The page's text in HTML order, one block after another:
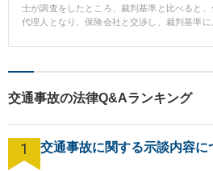
士が調査をしたところ、裁判基準と比べると
代理人となり、保険会社と交渉し、裁判基準
交通事故の法律Q&Aランキング
1 交通事故に関する示談内容に